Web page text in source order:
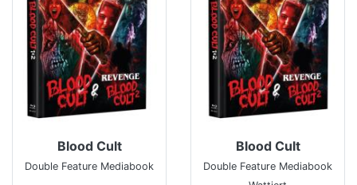
Blood Cult
Double Feature Mediabook
Blood Cult
Double Feature Mediabook